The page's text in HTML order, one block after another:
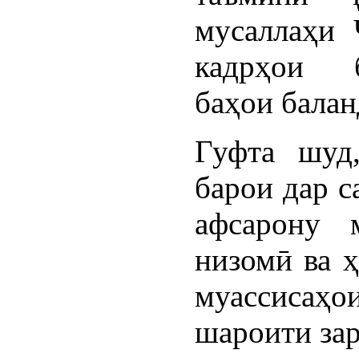
мусаллаҳи
кадрҳои
баҳои
Гуфта
барои дар
афсарону
низомӣ ва
шароити